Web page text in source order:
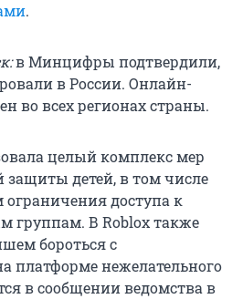
.
в Минцифры подтвердили,
в России. Онлайн-
во всех регионах страны.
целый комплекс мер
защиты детей, в том числе
доступа к
группам. В Roblox также
бороться с
платформе нежелательного
в сообщении ведомства в